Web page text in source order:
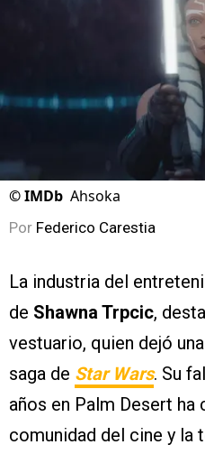
©IMDb Ahsoka
Por Federico Carestia
La industria del
de Shawna Trpcic,
vestuario, quien dejó
saga de Star Wars. Su
años en Palm Desert
comunidad del cine y la